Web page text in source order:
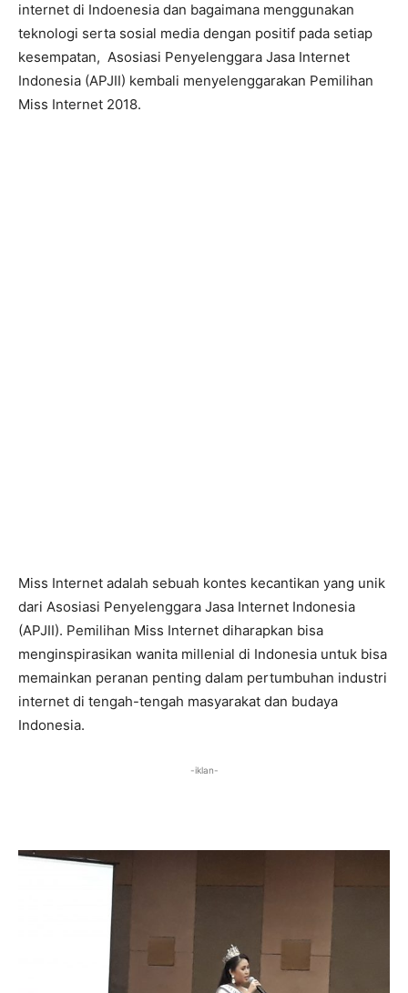
internet di Indoenesia dan bagaimana menggunakan
teknologi serta sosial media dengan positif pada setiap
kesempatan, Asosiasi Penyelenggara Jasa Internet
Indonesia (APJII) kembali menyelenggarakan Pemilihan
Miss Internet 2018.
Miss Internet adalah sebuah kontes kecantikan yang unik
dari Asosiasi Penyelenggara Jasa Internet Indonesia
(APJII). Pemilihan Miss Internet diharapkan bisa
menginspirasikan wanita millenial di Indonesia untuk bisa
memainkan peranan penting dalam pertumbuhan industri
internet di tengah-tengah masyarakat dan budaya
Indonesia.
-iklan-